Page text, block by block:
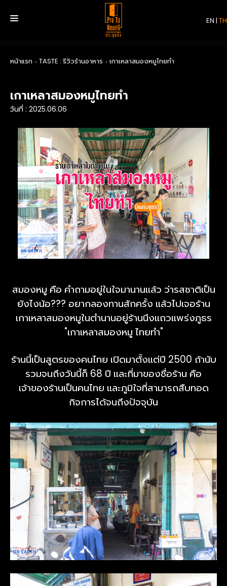
EN | TH
บริการ
รีวิว
เกี่ยวกับเรา
ติดต่อเรา
หน้าแรก TASTE : รีวิวร้านอาหาร เกาเหลาสมองหมูไทยทำ
เกาเหลาสมองหมูไทยทำ
วันที่ : 2025.06.06
สมองหมู คือ คำถามอยู่ในใจมานานแล้ว ว่ารสชาติเป็น
ยังไงน้อ??? อยากลองทานสักครั้ง แล้วไปเจอร้าน
เกาเหลาสมองหมูในตำนานอยู่ร้านนึงแถวแพร่งภูธร
"เกาเหลาสมองหมู ไทยทำ"
ร้านนี้เป็นสูตรของคนไทย เปิดมาตั้งแต่ปี 2500 ถ้านับ
รวมจนถึงวันนี้ก็ 68 ปี และที่มาของชื่อร้าน คือ
เจ้าของร้านเป็นคนไทย และภูมิใจที่สามารถสืบทอด
กิจการได้จนถึงปัจจุบัน